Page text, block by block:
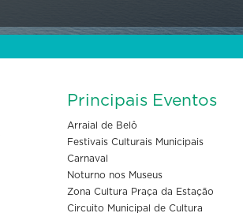
Principais Eventos
Arraial de Belô
Festivais Culturais Municipais
Carnaval
Noturno nos Museus
Zona Cultura Praça da Estação
Circuito Municipal de Cultura